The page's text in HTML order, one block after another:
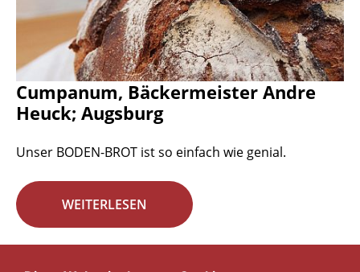
Cumpanum, Bäckermeister Andre
Heuck; Augsburg
Unser BODEN-BROT ist so einfach wie genial.
WEITERLESEN